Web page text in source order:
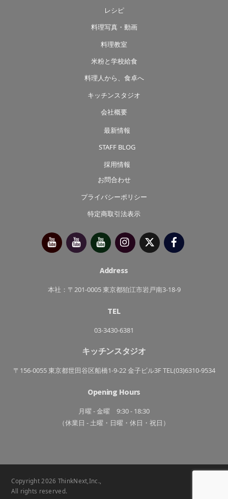
レシピ
料理写真・動画
料理教室
米粉と学校給食
料理人から、食卓へ
キッチンスタジオ
会社概要
最新情報
STAFF BLOG
採用情報
お問合わせ
プライバシーポリシー
特定商取引法表示
今
別
府
べ
っ
ぷ
べ
っ
ぷ
き
ん
InstagramX（旧
Twitter）
Address
本社：〒201-0005 東京都狛江市岩戸南3-18-9
TEL
03-3430-6381
キッチンスタジオ
〒156-0055 東京都世田谷区船橋1-9-22 金子ビル3F TEL(03)6310-9534
Opening Hours
月曜 - 金曜 9:30 - 18:30
（休業日 - 土曜・日曜・休日・祝日）
Copyright 2026 ThinkNext,Inc.,
All rights reserved.